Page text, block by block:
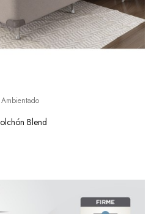
Ambientado
Blend